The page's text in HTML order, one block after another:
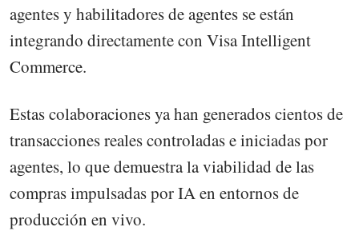
agentes y habilitadores de agentes se están
integrando directamente con Visa Intelligent
Commerce.
Estas colaboraciones ya han generados cientos de
transacciones reales controladas e iniciadas por
agentes, lo que demuestra la viabilidad de las
compras impulsadas por IA en entornos de
producción en vivo.